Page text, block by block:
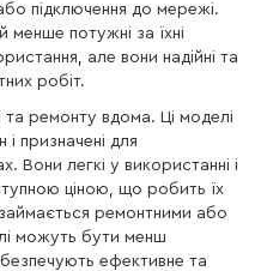
підключення до мережі.
менше потужні за їхні
але вони надійні та
робіт.
ремонту вдома. Ці моделі
призначені для
Вони легкі у використанні і
ціною, що робить їх
ремонтними або
можуть бути менш
ефективне та